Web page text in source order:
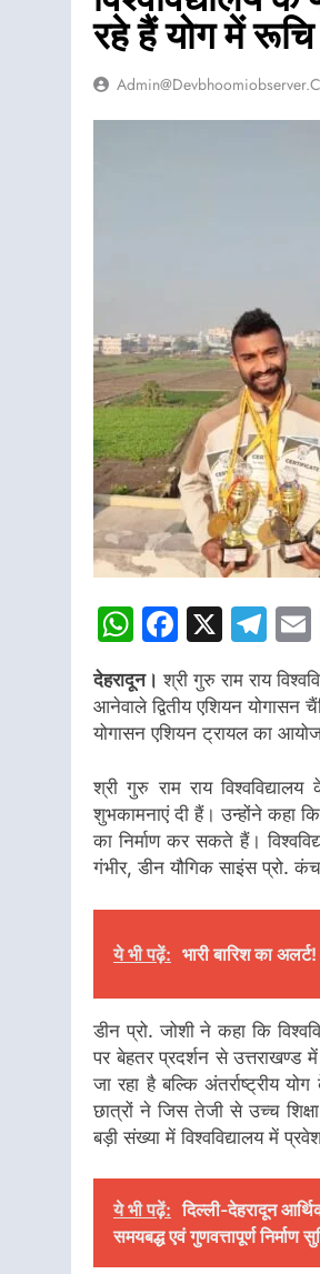
रहे हैं योग में रूचि
WhatsApp
X
देहरादून। श्री गुरु राम राय
आनेवाले द्वितीय एशियन योगासन
योगासन एशियन ट्रायल का
श्री गुरु राम राय
शुभकामनाएं दी हैं। उन्होंने कहा
का निर्माण कर सकते हैं।
गंभीर, डीन यौगिक साइंस प्रो.
ये भी पढ़ें: भारी बारिश का
डीन प्रो. जोशी ने कहा कि
पर बेहतर प्रदर्शन से उत्तराखण्ड
जा रहा है बल्कि अंतर्राष्ट्रीय
छात्रों ने जिस तेजी से उच्च
बड़ी संख्या में विश्वविद्यालय में
ये भी पढ़ें: दिल्ली-देहरादून
समयबद्ध एवं गुणवत्तापूर्ण